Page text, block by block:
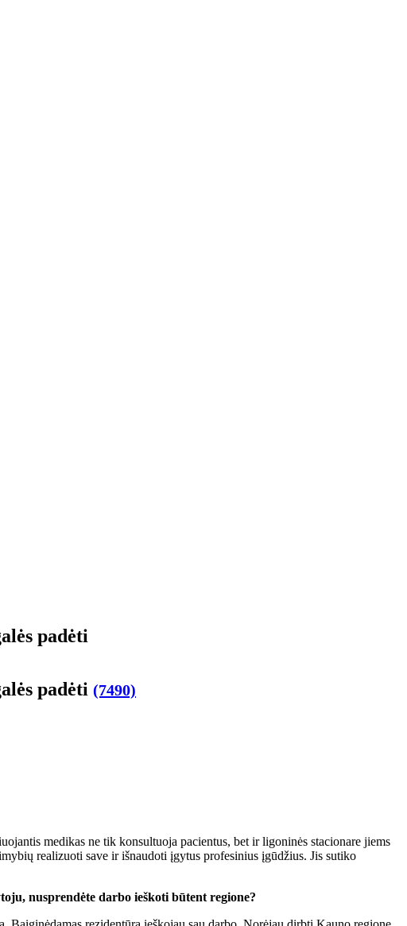
padėti
padėti (7490)
medikas ne tik konsultuoja pacientus, bet ir ligoninės stacionare jiems
realizuoti save ir išnaudoti įgytus profesinius įgūdžius. Jis sutiko
nusprendėte darbo ieškoti būtent regione?